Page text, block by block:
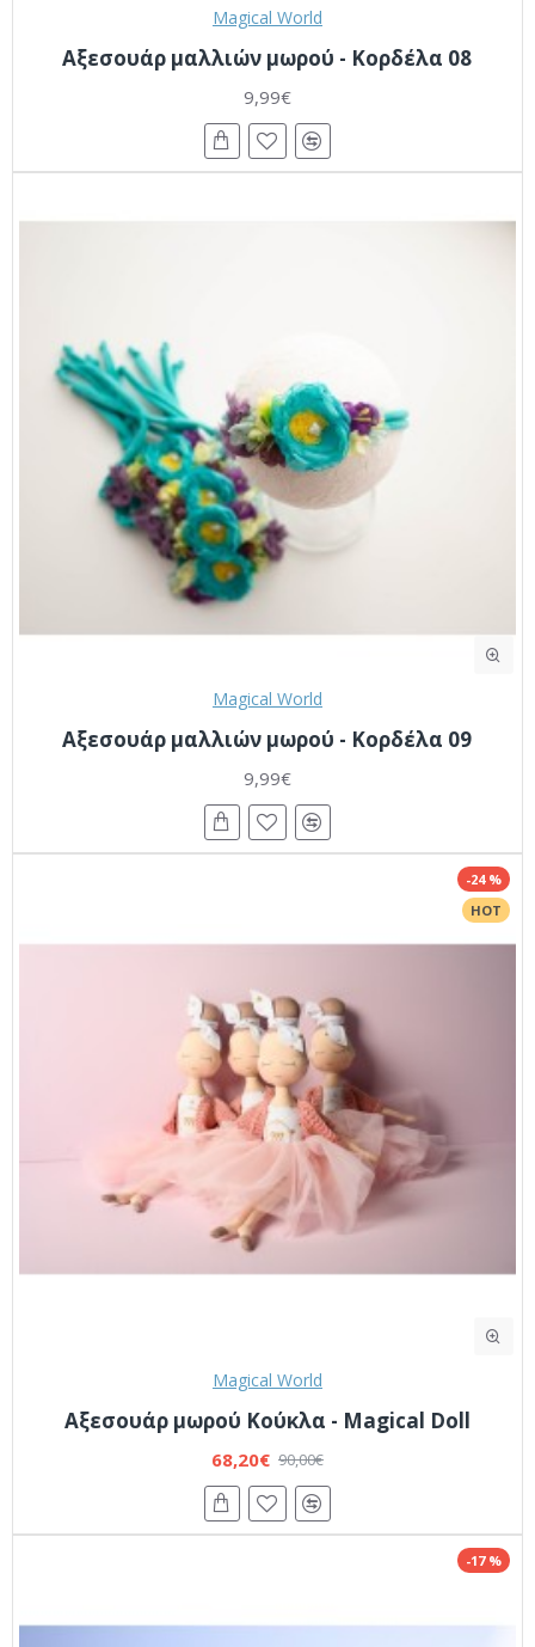
Magical World
Αξεσουάρ μαλλιών μωρού - Κορδέλα 08
9,99€
Magical World
Αξεσουάρ μαλλιών μωρού - Κορδέλα 09
9,99€
HOT
-24 %
Magical World
Αξεσουάρ μωρού Κούκλα - Magical Doll
68,20€ 90,00€
-17 %